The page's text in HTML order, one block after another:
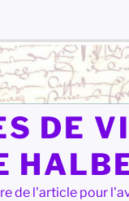
DE
de l'article pour